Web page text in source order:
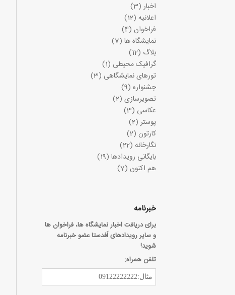
اخبار(3)
اعلانیه (12)
فراخوان (4)
نمایشگاه ها (7)
بلاگ (12)
گرافیک محیطی (1)
تورهای نمایشگاهی (3)
جشنواره (9)
تصویرسازی (2)
عکاسی (3)
پوستر(2)
کارتون (2)
نگارخانه (22)
بایگانی رویدادها (19)
هم اکنون (7)
خبرنامه
برای دریافت اخبار نمایشگاه ها، فراخوان ها
و سایر رویدادهای اَفدستا عضو خبرنامه
شوید!
تلفن همراه: